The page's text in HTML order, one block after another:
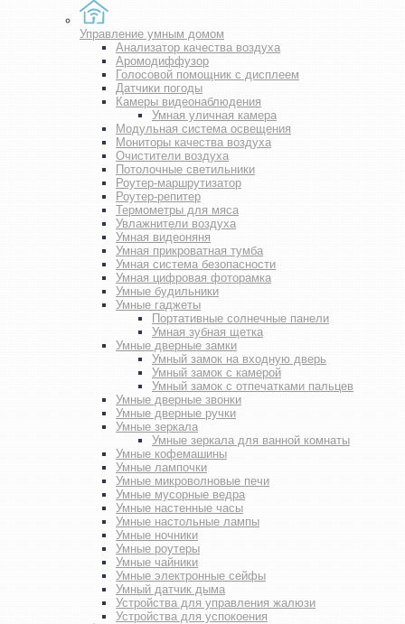
Управление умным домом
Анализатор качества воздуха
Аромодиффузор
Голосовой помощник с дисплеем
Датчики погоды
Камеры видеонаблюдения
Умная уличная камера
Модульная система освещения
Мониторы качества воздуха
Очистители воздуха
Потолочные светильники
Роутер-маршрутизатор
Роутер-репитер
Термометры для мяса
Увлажнители воздуха
Умная видеоняня
Умная прикроватная тумба
Умная система безопасности
Умная цифровая фоторамка
Умные будильники
Умные гаджеты
Портативные солнечные панели
Умная зубная щетка
Умные дверные замки
Умный замок на входную дверь
Умный замок с камерой
Умный замок с отпечатками пальцев
Умные дверные звонки
Умные дверные ручки
Умные зеркала
Умные зеркала для ванной комнаты
Умные кофемашины
Умные лампочки
Умные микроволновые печи
Умные мусорные ведра
Умные настенные часы
Умные настольные лампы
Умные ночники
Умные роутеры
Умные чайники
Умные электронные сейфы
Умный датчик дыма
Устройства для управления жалюзи
Устройства для успокоения